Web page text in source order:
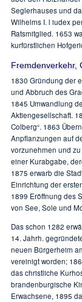
Seglerhauses und
Wilhelms I. l iudex
Ratsmitglied. 1653
kurfürstlichen
Fremdenverkehr,
1830 Gründung der
und Abbruch des
1845 Umwandlung
Aktiengesellschaft.
Colberg“. 1863
Anpflanzungen auf
vorzunehmen und
einer Kurabgabe,
1875 erwarb die
Einrichtung der
1899 Eröffnung des
von See, Sole und
Das schon 1282
14. Jahrh.
neuen Bürgerheim
vereinigt worden;
das christliche
brandenburgische
Erwachsene, 1895